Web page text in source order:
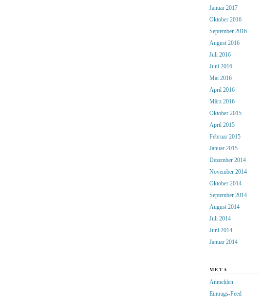
Januar 2017
Oktober 2016
September 2016
August 2016
Juli 2016
Juni 2016
Mai 2016
April 2016
März 2016
Oktober 2015
April 2015
Februar 2015
Januar 2015
Dezember 2014
November 2014
Oktober 2014
September 2014
August 2014
Juli 2014
Juni 2014
Januar 2014
META
Anmelden
Eintrags-Feed